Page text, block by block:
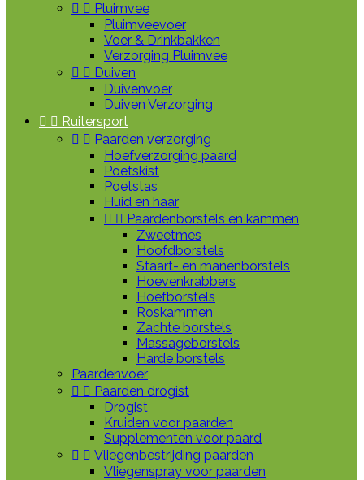
  Pluimvee
Pluimveevoer
Voer & Drinkbakken
Verzorging Pluimvee
  Duiven
Duivenvoer
Duiven Verzorging
  Ruitersport
  Paarden verzorging
Hoefverzorging paard
Poetskist
Poetstas
Huid en haar
  Paardenborstels en kammen
Zweetmes
Hoofdborstels
Staart- en manenborstels
Hoevenkrabbers
Hoefborstels
Roskammen
Zachte borstels
Massageborstels
Harde borstels
Paardenvoer
  Paarden drogist
Drogist
Kruiden voor paarden
Supplementen voor paard
  Vliegenbestrijding paarden
Vliegenspray voor paarden